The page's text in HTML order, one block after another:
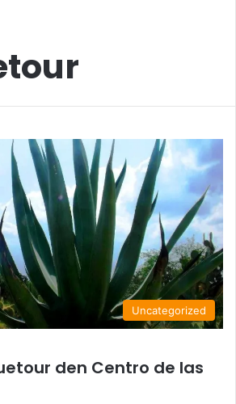
Uncategorized
den Centro de las